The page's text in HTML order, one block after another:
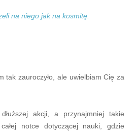
na niego jak na kosmitę.
tak zauroczyło, ale uwielbiam Cię za
akcji, a przynajmniej takie
notce dotyczącej nauki, gdzie